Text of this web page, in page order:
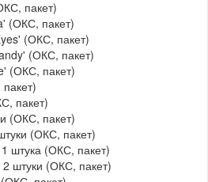
пакет)
(ОКС, пакет)
(ОКС, пакет)
(ОКС, пакет)
(ОКС, пакет)
пакет)
(ОКС, пакет)
(ОКС, пакет)
штука (ОКС, пакет)
штуки (ОКС, пакет)